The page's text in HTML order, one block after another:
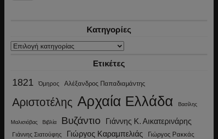
Κατηγορίες
Κατηγορίες
Ετικέτες
1821 Όμηρος Αλέξανδρος Παπαδιαμάντης
Αριστοτέλης Αρχαία Ελλάδα Βασίλης
Μαλισιόβας Βιβλία Βυζάντιο Γιάννης Κ. Αικατερινάρης
Γιάννης Σιατούφης Γιώργος Καραμπελιάς Γιώργος Ρακκάς